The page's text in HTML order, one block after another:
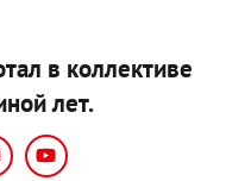
в коллективе
лет.